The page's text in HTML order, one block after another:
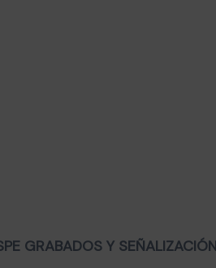
GRABADOS Y